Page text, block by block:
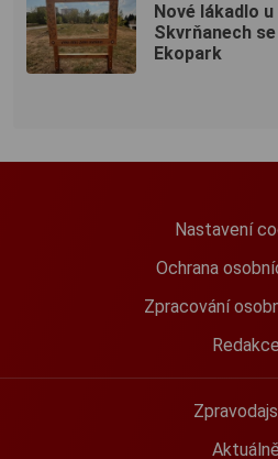
Nové lákadlo
Skvrňanech
Ekopark
Nastavení
Ochrana
Zpracování
Redakce
Aktuálně